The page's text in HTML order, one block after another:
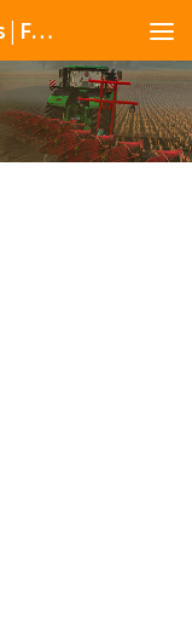
Landwirtschafts Simulator 25 Mods | Farming Simulator 25 Mods | FS25 Mods